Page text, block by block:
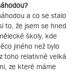
a co se stalo
to, že jsem se hned
školy, kde
jiného než bylo
toho relativně velká
ze které máme